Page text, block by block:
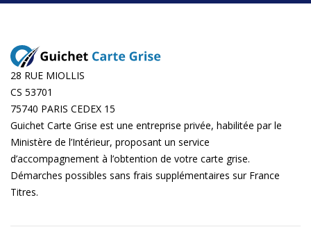
28 RUE MIOLLIS
CS 53701
75740 PARIS CEDEX 15
Guichet Carte Grise est une entreprise privée, habilitée par le
Ministère de l’Intérieur, proposant un service
d’accompagnement à l’obtention de votre carte grise.
Démarches possibles sans frais supplémentaires sur France
Titres.